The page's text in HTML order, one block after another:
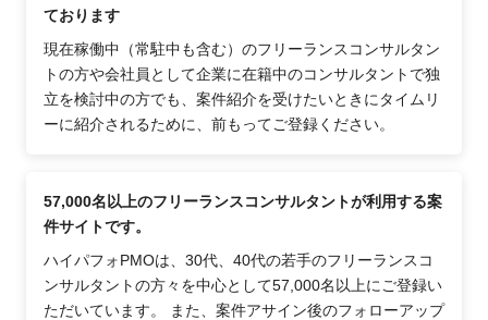
ております
現在稼働中（常駐中も含む）のフリーランスコンサルタン
トの方や会社員として企業に在籍中のコンサルタントで独
立を検討中の方でも、案件紹介を受けたいときにタイムリ
ーに紹介されるために、前もってご登録ください。
57,000名以上のフリーランスコンサルタントが利用する案
件サイトです。
ハイパフォPMOは、30代、40代の若手のフリーランスコ
ンサルタントの方々を中心として57,000名以上にご登録い
ただいています。 また、案件アサイン後のフォローアップ